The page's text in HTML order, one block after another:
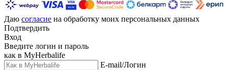
Даю согласие на обработку моих персональных данных
Подтвердить
Вход
Введите логин и пароль
как в MyHerbalife
E-mail/Логин